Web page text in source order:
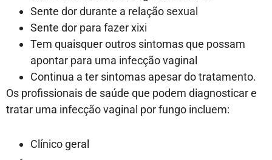
Sente dor durante a relação sexual
Sente dor para fazer xixi
Tem quaisquer outros sintomas que possam
apontar para uma infecção vaginal
Continua a ter sintomas apesar do tratamento.
Os profissionais de saúde que podem diagnosticar e
tratar uma infecção vaginal por fungo incluem:
Clínico geral